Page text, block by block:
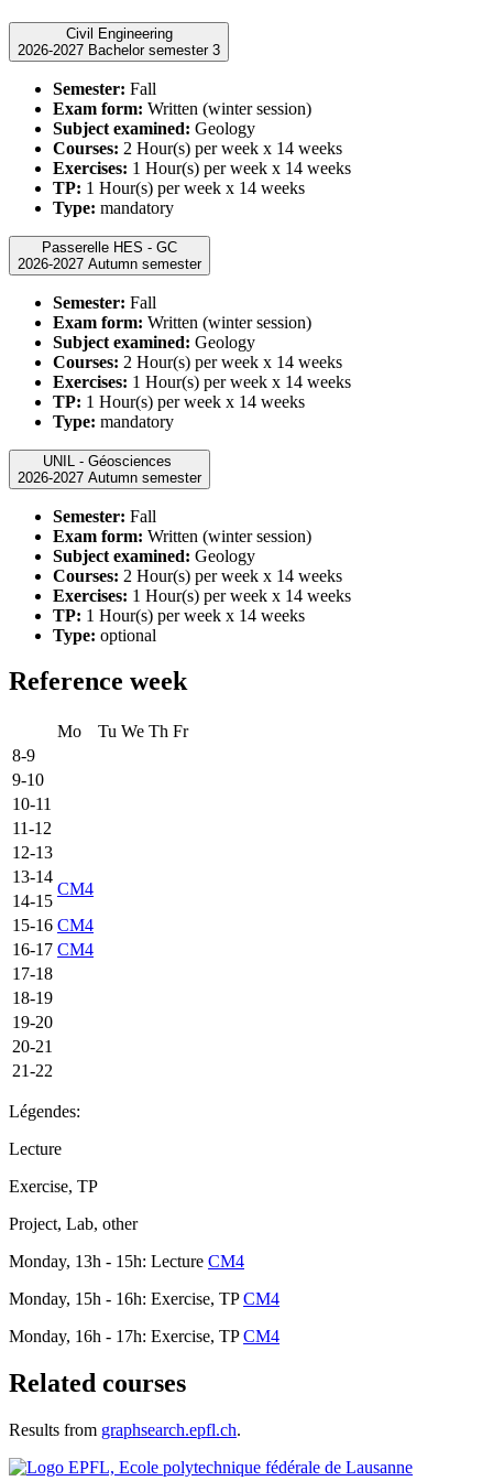
Civil Engineering
2026-2027 Bachelor semester 3
Semester: Fall
Exam form: Written (winter session)
Subject examined: Geology
Courses: 2 Hour(s) per week x 14 weeks
Exercises: 1 Hour(s) per week x 14 weeks
TP: 1 Hour(s) per week x 14 weeks
Type: mandatory
Passerelle HES - GC
2026-2027 Autumn semester
Semester: Fall
Exam form: Written (winter session)
Subject examined: Geology
Courses: 2 Hour(s) per week x 14 weeks
Exercises: 1 Hour(s) per week x 14 weeks
TP: 1 Hour(s) per week x 14 weeks
Type: mandatory
UNIL - Géosciences
2026-2027 Autumn semester
Semester: Fall
Exam form: Written (winter session)
Subject examined: Geology
Courses: 2 Hour(s) per week x 14 weeks
Exercises: 1 Hour(s) per week x 14 weeks
TP: 1 Hour(s) per week x 14 weeks
Type: optional
Reference week
Mo Tu We Th Fr
8-9
9-10
10-11
11-12
12-13
13-14
CM4
14-15
15-16 CM4
16-17 CM4
17-18
18-19
19-20
20-21
21-22
Légendes:
Lecture
Exercise, TP
Project, Lab, other
Monday, 13h - 15h: Lecture CM4
Monday, 15h - 16h: Exercise, TPCM4
Monday, 16h - 17h: Exercise, TPCM4
Related courses
Results from graphsearch.epfl.ch.